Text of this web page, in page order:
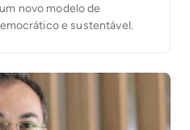
novo modelo de
e sustentável.